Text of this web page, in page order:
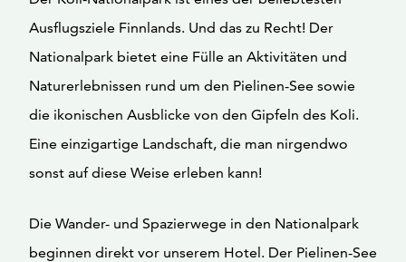
Ausflugsziele Finnlands. Und das zu Recht! Der
Nationalpark bietet eine Fülle an Aktivitäten und
Naturerlebnissen rund um den Pielinen-See sowie
die ikonischen Ausblicke von den Gipfeln des Koli.
Eine einzigartige Landschaft, die man nirgendwo
sonst auf diese Weise erleben kann!
Die Wander- und Spazierwege in den Nationalpark
beginnen direkt vor unserem Hotel. Der Pielinen-See